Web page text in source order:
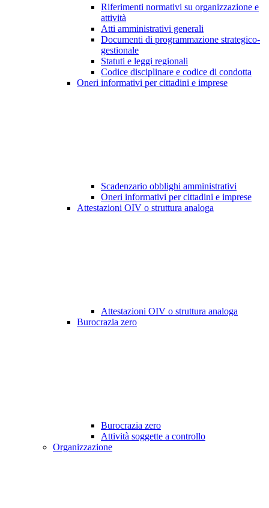
Riferimenti normativi su organizzazione e
attività
Atti amministrativi generali
Documenti di programmazione strategico-
gestionale
Statuti e leggi regionali
Codice disciplinare e codice di condotta
Oneri informativi per cittadini e imprese
Scadenzario obblighi amministrativi
Oneri informativi per cittadini e imprese
Attestazioni OIV o struttura analoga
Attestazioni OIV o struttura analoga
Burocrazia zero
Burocrazia zero
Attività soggette a controllo
Organizzazione